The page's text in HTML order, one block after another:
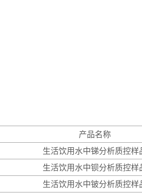
产品名称
生活饮用水中锑分析质控样
生活饮用水中钡分析质控样
生活饮用水中铍分析质控样